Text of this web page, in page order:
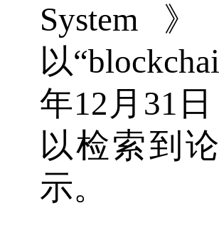
System
以
年12月31
以检索到
示。